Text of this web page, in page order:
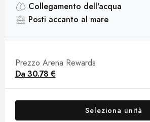
Collegamento dell'acqua
Posti accanto al mare
Prezzo Arena Rewards
Da30.78 €
Seleziona unità